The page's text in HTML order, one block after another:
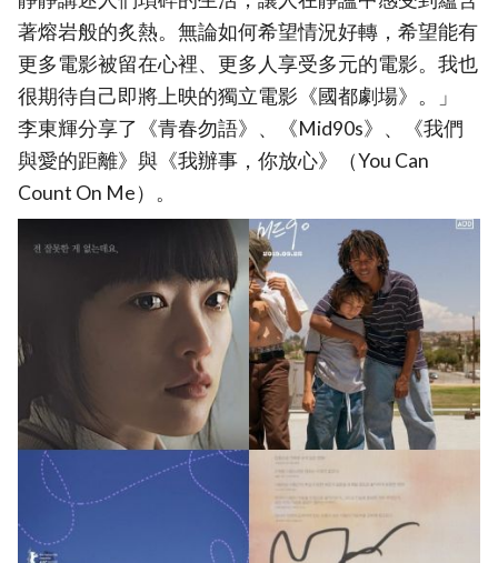
著熔岩般的炙熱。無論如何希望情況好轉，希望能有
更多電影被留在心裡、更多人享受多元的電影。我也
很期待自己即將上映的獨立電影《國都劇場》。」
李東輝分享了《青春勿語》、《Mid90s》、《我們
與愛的距離》與《我辦事，你放心》（You Can
Count On Me）。